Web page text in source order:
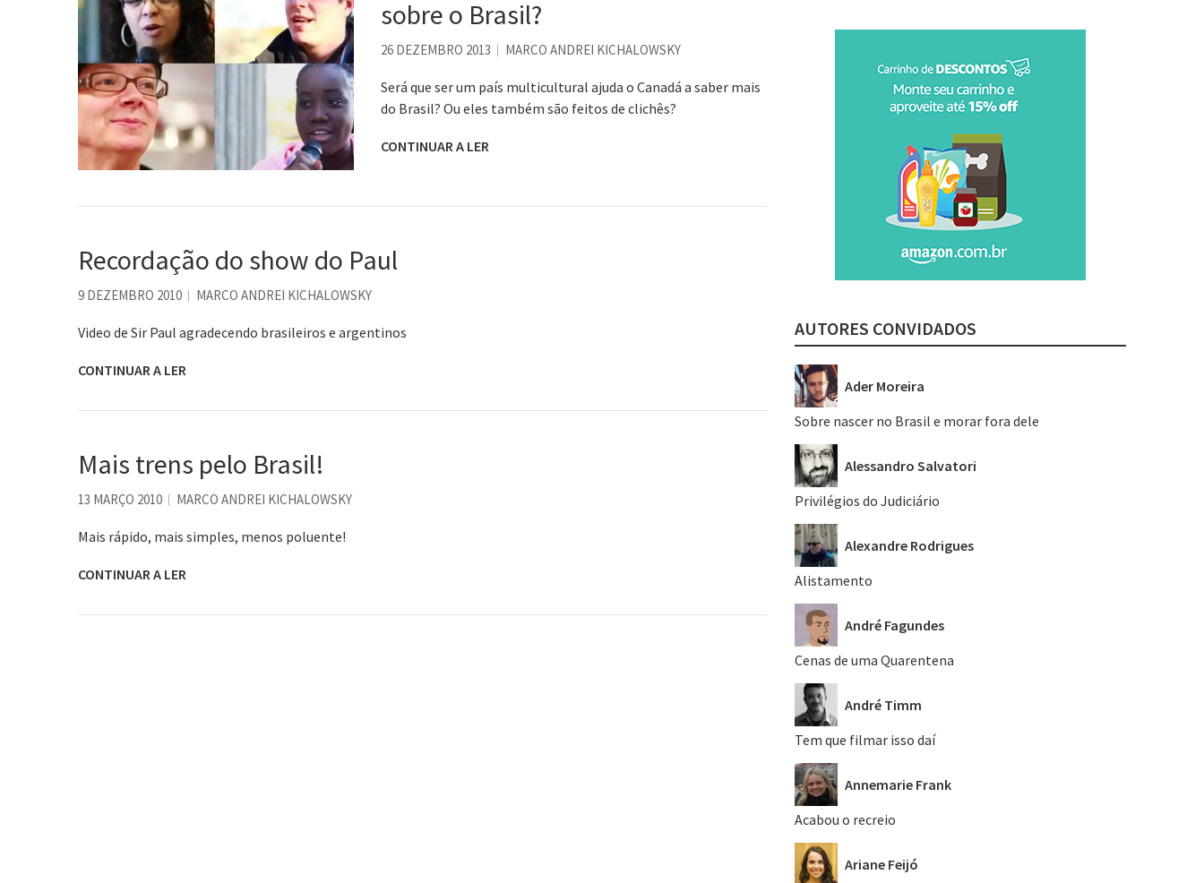
Se queres salvar o mundo, o veganismo não é a resposta
sobre o Brasil?
26 DEZEMBRO 2013 MARCO ANDREI KICHALOWSKY
Será que ser um país multicultural ajuda o Canadá a saber mais
do Brasil? Ou eles também são feitos de clichês?
CONTINUAR A LER
Recordação do show do Paul
9 DEZEMBRO 2010 MARCO ANDREI KICHALOWSKY
Video de Sir Paul agradecendo brasileiros e argentinos
CONTINUAR A LER
Mais trens pelo Brasil!
13 MARÇO 2010 MARCO ANDREI KICHALOWSKY
Mais rápido, mais simples, menos poluente!
CONTINUAR A LER
AUTORES CONVIDADOS
Ader Moreira
Sobre nascer no Brasil e morar fora dele
Alessandro Salvatori
Privilégios do Judiciário
Alexandre Rodrigues
Alistamento
André Fagundes
Cenas de uma Quarentena
André Timm
Tem que filmar isso daí
Annemarie Frank
Acabou o recreio
Ariane Feijó